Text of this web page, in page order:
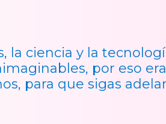
la ciencia y la
por eso
para que sigas